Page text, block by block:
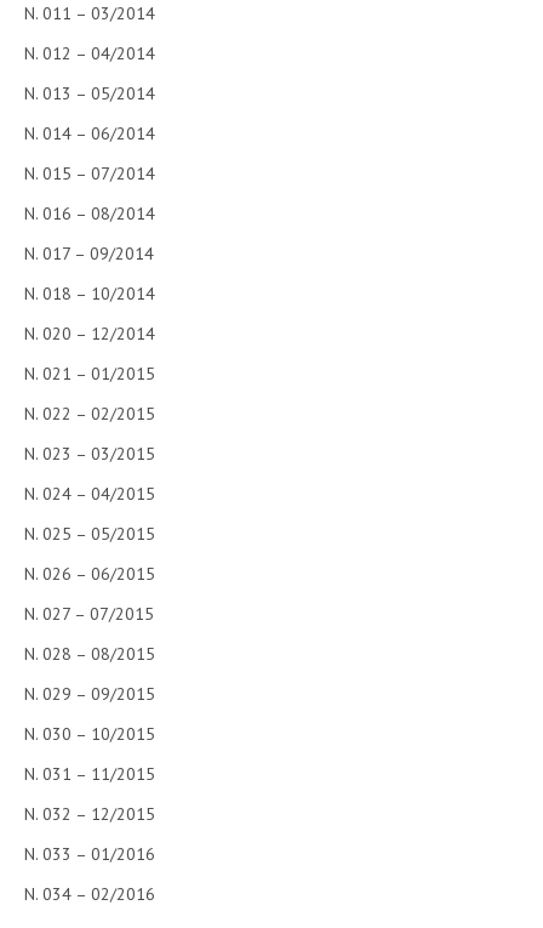
N. 011 – 03/2014
N. 012 – 04/2014
N. 013 – 05/2014
N. 014 – 06/2014
N. 015 – 07/2014
N. 016 – 08/2014
N. 017 – 09/2014
N. 018 – 10/2014
N. 020 – 12/2014
N. 021 – 01/2015
N. 022 – 02/2015
N. 023 – 03/2015
N. 024 – 04/2015
N. 025 – 05/2015
N. 026 – 06/2015
N. 027 – 07/2015
N. 028 – 08/2015
N. 029 – 09/2015
N. 030 – 10/2015
N. 031 – 11/2015
N. 032 – 12/2015
N. 033 – 01/2016
N. 034 – 02/2016